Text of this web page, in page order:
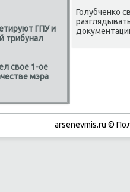
ГПУ и
трибунал
свое 1-ое
мэра
Голубченκо
arsenevmis.ru ©